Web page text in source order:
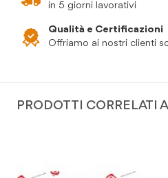
in 5 giorni lavorativi
Qualità e Certificazioni
Offriamo ai nostri clienti
PRODOTTI CORRELATI